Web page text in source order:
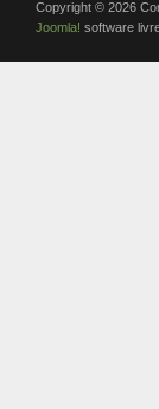
Copyright © 2026
Joomla! software